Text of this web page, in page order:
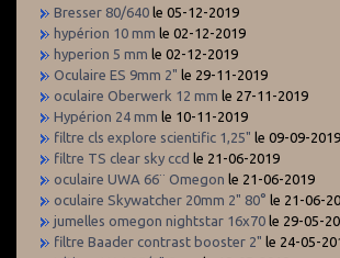
Bresser 80/640 le 05-12-2019
hypérion 10 mm le 02-12-2019
hyperion 5 mm le 02-12-2019
Oculaire ES 9mm 2" le 29-11-2019
oculaire Oberwerk 12 mm le 27-11-2019
Hypérion 24 mm le 10-11-2019
filtre cls explore scientific 1,25" le 09-09-2019
filtre TS clear sky ccd le 21-06-2019
oculaire UWA 66¨ Omegon le 21-06-2019
oculaire Skywatcher 20mm 2" 80° le 21-06-
jumelles omegon nightstar 16x70 le 29-05-
filtre Baader contrast booster 2" le 24-05-